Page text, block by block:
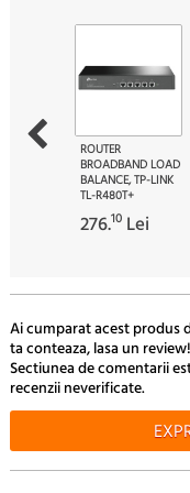
ROUTER
BROADBAND LOAD
BALANCE, TP-LINK
TL-R480T+
276.10 Lei
Ai cumparat acest produs
ta conteaza, lasa un review!
Sectiunea de comentarii
recenzii neverificate.